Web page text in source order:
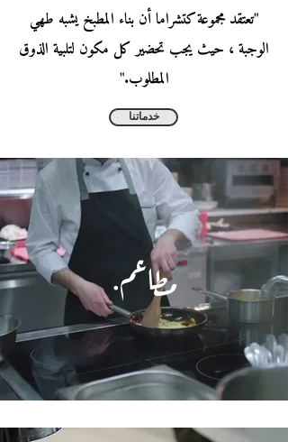
"تعتقد مجموعة كتشراما أن بناء المطبخ يشبه طهي
الوجبة ، حيث يجب تحضير كل مكون لتلبية الذوق
المطلوب."
خدماتنا
مطاعم.